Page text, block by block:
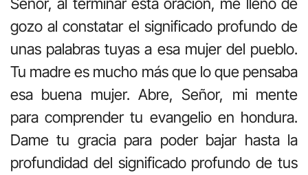
gozo al constatar el significado profundo de
unas palabras tuyas a esa mujer del pueblo.
Tu madre es mucho más que lo que pensaba
esa buena mujer. Abre, Señor, mi mente
para comprender tu evangelio en hondura.
Dame tu gracia para poder bajar hasta la
profundidad del significado profundo de tus